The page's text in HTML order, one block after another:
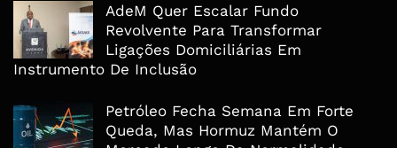
AdeM Quer Escalar Fundo
Revolvente Para Transformar
Ligações Domiciliárias Em
Instrumento De Inclusão
Petróleo Fecha Semana Em Forte
Queda, Mas Hormuz Mantém O